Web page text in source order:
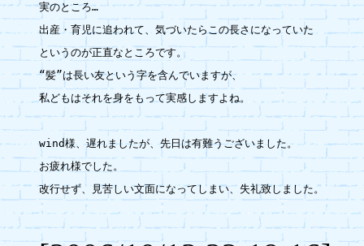
実のところ…
出産・育児に追われて、気づいたらこの長さになっていた
というのが正直なところです。
“髪”は長い友という字を含んでいますが、
私どもはそれを身をもって実感しますよね。
wind様、遅れましたが、先日は有難うございました。
お疲れ様でした。
改行せず、見苦しい文面になってしまい、失礼致しました。